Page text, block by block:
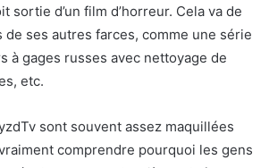
sortie d’un film d’horreur. Cela va de
de ses autres farces, comme une série
à gages russes avec nettoyage de
etc.
sont souvent assez maquillées
comprendre pourquoi les gens